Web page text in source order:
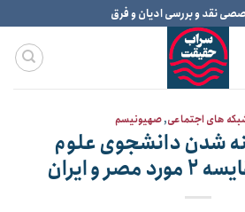
نقد و بررسی ادیان و فرق
های اجتماعی,صهیونیسم
شدن دانشجوی علوم
و ایران